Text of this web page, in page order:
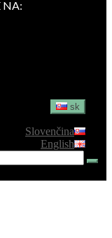
NA:
sk
Slovenčina
English